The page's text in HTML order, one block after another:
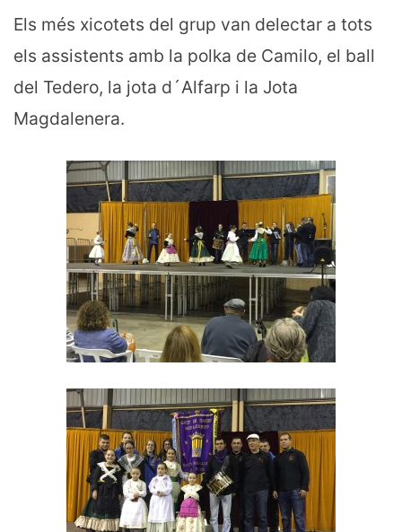
Els més xicotets del grup van delectar a tots
els assistents amb la polka de Camilo, el ball
del Tedero, la jota d´Alfarp i la Jota
Magdalenera.